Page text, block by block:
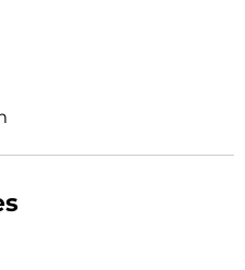
Material versteift sich, um
zu minimieren und den
Schutz für Menschen und
Militär, passgenauer
Schutz für
Abfahrten, zuverlässiger
vieles mehr.